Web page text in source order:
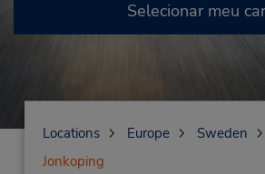
Selecionar meu
Locations Europe
Sweden
Jonkoping